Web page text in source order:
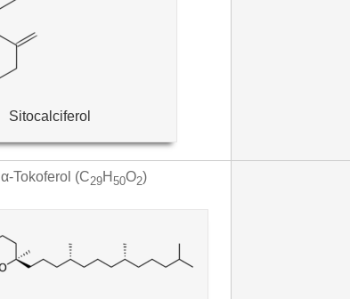
Sitocalciferol
α-Tokoferol (C29H 50O2)